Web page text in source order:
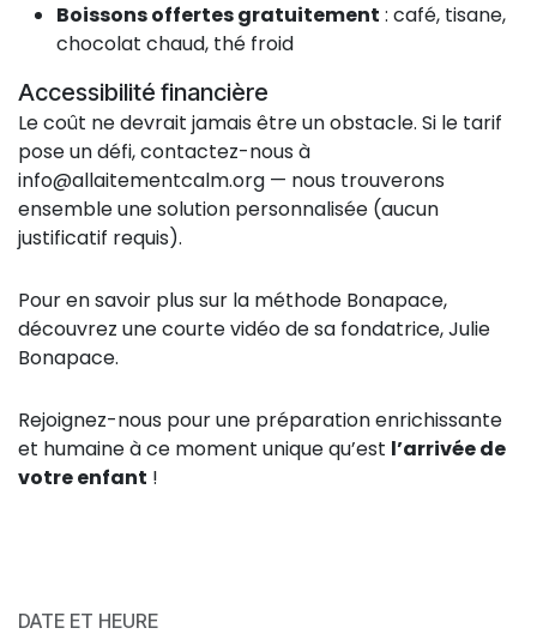
Boissons offertes gratuitement : café, tisane,
chocolat chaud, thé froid
Accessibilité financière
Le coût ne devrait jamais être un obstacle. Si le tarif
pose un défi, contactez-nous à
info@allaitementcalm.org — nous trouverons
ensemble une solution personnalisée (aucun
justificatif requis).
Pour en savoir plus sur la méthode Bonapace,
découvrez une courte vidéo de sa fondatrice, Julie
Bonapace.
Rejoignez-nous pour une préparation enrichissante
et humaine à ce moment unique qu’est l’arrivée de
votre enfant !
DATE ET HEURE